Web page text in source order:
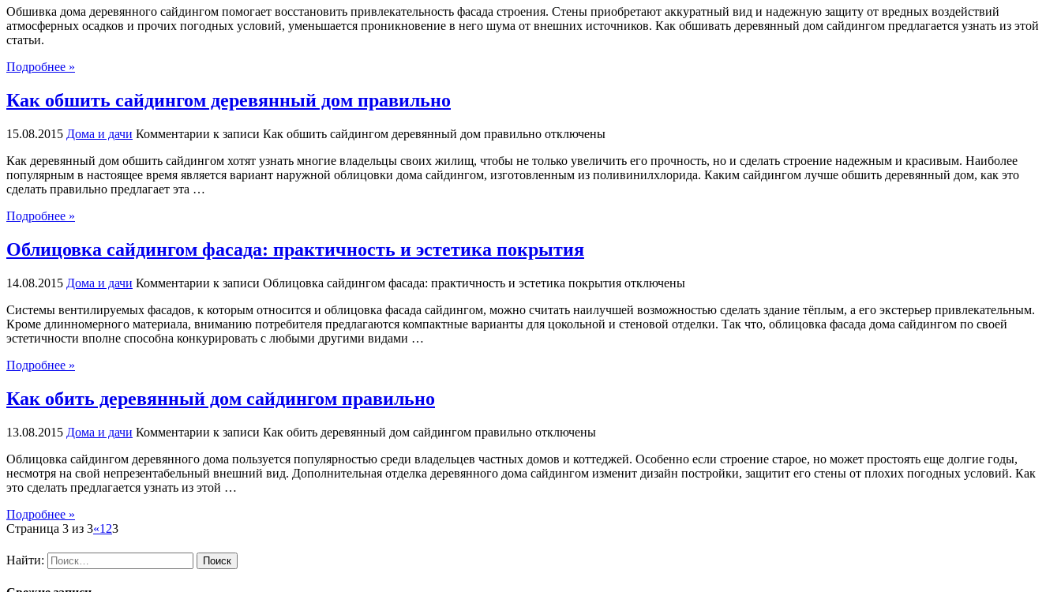
Обшивка дома деревянного сайдингом помогает восстановить привлекательность фасада строения. Стены приобретают аккуратный вид и надежную защиту от вредных воздействий
атмосферных осадков и прочих погодных условий, уменьшается проникновение в него шума от внешних источников. Как обшивать деревянный дом сайдингом предлагается узнать из этой
статьи.
Подробнее »
Как обшить сайдингом деревянный дом правильно
15.08.2015 Дома и дачи Комментарии к записи Как обшить сайдингом деревянный дом правильно отключены
Как деревянный дом обшить сайдингом хотят узнать многие владельцы своих жилищ, чтобы не только увеличить его прочность, но и сделать строение надежным и красивым. Наиболее
популярным в настоящее время является вариант наружной облицовки дома сайдингом, изготовленным из поливинилхлорида. Каким сайдингом лучше обшить деревянный дом, как это
сделать правильно предлагает эта …
Подробнее »
Облицовка сайдингом фасада: практичность и эстетика покрытия
14.08.2015 Дома и дачи Комментарии к записи Облицовка сайдингом фасада: практичность и эстетика покрытия отключены
Системы вентилируемых фасадов, к которым относится и облицовка фасада сайдингом, можно считать наилучшей возможностью сделать здание тёплым, а его экстерьер привлекательным.
Кроме длинномерного материала, вниманию потребителя предлагаются компактные варианты для цокольной и стеновой отделки. Так что, облицовка фасада дома сайдингом по своей
эстетичности вполне способна конкурировать с любыми другими видами …
Подробнее »
Как обить деревянный дом сайдингом правильно
13.08.2015 Дома и дачи Комментарии к записи Как обить деревянный дом сайдингом правильно отключены
Облицовка сайдингом деревянного дома пользуется популярностью среди владельцев частных домов и коттеджей. Особенно если строение старое, но может простоять еще долгие годы,
несмотря на свой непрезентабельный внешний вид. Дополнительная отделка деревянного дома сайдингом изменит дизайн постройки, защитит его стены от плохих погодных условий. Как
это сделать предлагается узнать из этой …
Подробнее »
Страница 3 из 3«1 23
Найти: